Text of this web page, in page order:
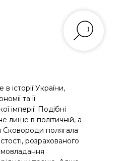
історії України,
та її
імперії. Подібні
лише в політичній, а
Сковороди полягала
розрахованого